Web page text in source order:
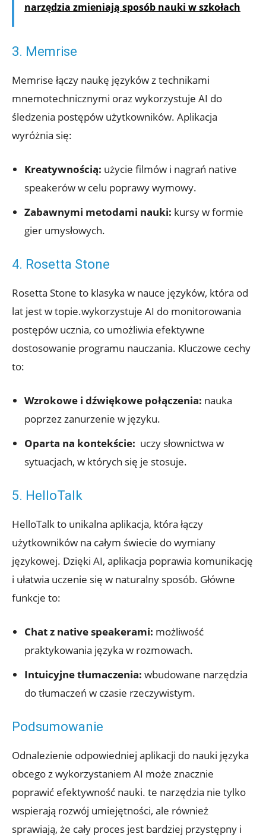
narzędzia zmieniają sposób nauki w szkołach
3.⁢ Memrise
Memrise łączy naukę języków z technikami
mnemotechnicznymi ​oraz wykorzystuje ‌AI do‍
śledzenia postępów użytkowników. ⁢Aplikacja
wyróżnia się:
Kreatywnością: użycie filmów⁣ i⁢ nagrań ⁢native
speakerów w celu⁤ poprawy ⁤wymowy.
Zabawnymi metodami nauki: kursy w formie
gier ‍umysłowych.
4. Rosetta Stone
Rosetta ​Stone to klasyka⁢ w nauce języków, ‌która od
lat jest w topie.wykorzystuje AI do monitorowania
postępów ucznia, co umożliwia efektywne
dostosowanie programu nauczania. Kluczowe cechy
to:
Wzrokowe i dźwiękowe połączenia: nauka⁣
poprzez zanurzenie ⁢w języku.
Oparta na‍ kontekście: ‌ uczy słownictwa ‌w
sytuacjach, w których⁢ się je stosuje.
5. HelloTalk
HelloTalk to unikalna aplikacja,⁣ która łączy
użytkowników⁤ na całym świecie do wymiany
językowej. Dzięki ‌AI, ​aplikacja poprawia komunikację⁢
i ułatwia uczenie się⁢ w naturalny sposób. Główne​
funkcje to:
Chat z native speakerami: możliwość
praktykowania języka w ​rozmowach.
Intuicyjne ‍tłumaczenia: wbudowane ‌narzędzia
do tłumaczeń w czasie rzeczywistym.
Podsumowanie
Odnalezienie odpowiedniej‍ aplikacji do nauki języka
⁣obcego z wykorzystaniem AI może znacznie
poprawić‍ efektywność ​nauki.⁣ te​ narzędzia nie‌ tylko
wspierają rozwój umiejętności, ale również
sprawiają, że cały ⁣proces jest⁤ bardziej przystępny⁢ i